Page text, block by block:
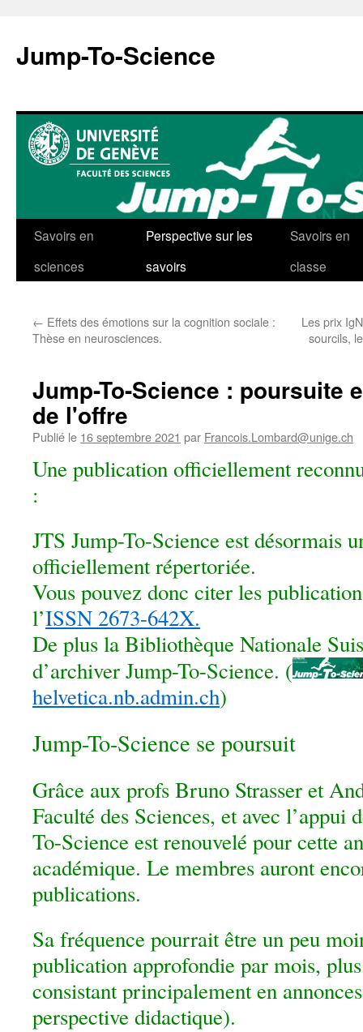
contenu
Jump-To-Science
Savoirs en
sciences
Perspective sur les
savoirs
Savoirs en
classe
← Effets des émotions sur la cognition sociale :
Thèse en neurosciences.
Les prix
sourcils,
Jump-To-Science : poursuite
de l'offre
Publié le 16 septembre 2021 par Francois.Lombard@unige.ch
Une publication officiellement
:
JTS Jump-To-Science est désormais
officiellement répertoriée.
Vous pouvez donc citer les
l’ISSN 2673-642X.
De plus la Bibliothèque Nationale
d’archiver Jump-To-Science. (
helvetica.nb.admin.ch)
Jump-To-Science se poursuit
Grâce aux profs Bruno Strasser et
Faculté des Sciences, et avec
To-Science est renouvelé pour cette
académique. Le membres auront
publications.
Sa fréquence pourrait être un peu
publication approfondie par mois,
consistant principalement en
perspective didactique).